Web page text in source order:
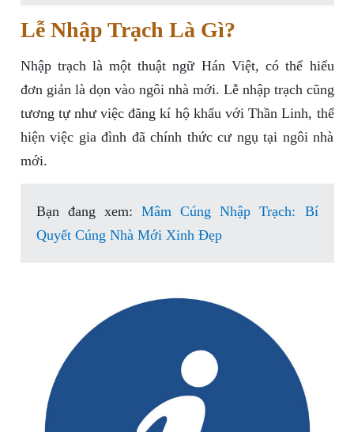
Lễ Nhập Trạch Là Gì?
Nhập trạch là một thuật ngữ Hán Việt, có thể hiểu
đơn giản là dọn vào ngôi nhà mới. Lễ nhập trạch cũng
tương tự như việc đăng kí hộ khẩu với Thần Linh, thể
hiện việc gia đình đã chính thức cư ngụ tại ngôi nhà
mới.
Bạn đang xem: Mâm Cúng Nhập Trạch: Bí
Quyết Cúng Nhà Mới Xinh Đẹp